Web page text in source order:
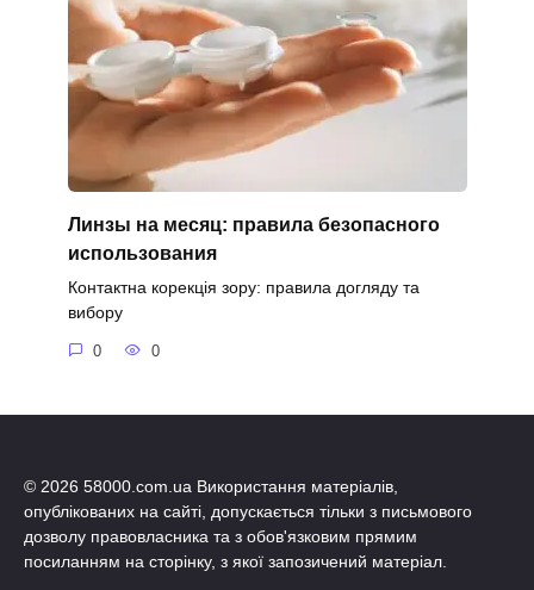
Линзы на месяц: правила безопасного
использования
Контактна корекція зору: правила догляду та
вибору
0 0
© 2026 58000.com.ua Використання матеріалів,
опублікованих на сайті, допускається тільки з письмового
дозволу правовласника та з обов'язковим прямим
посиланням на сторінку, з якої запозичений матеріал.